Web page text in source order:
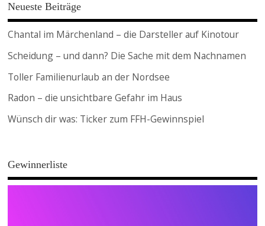
Neueste Beiträge
Chantal im Märchenland – die Darsteller auf Kinotour
Scheidung – und dann? Die Sache mit dem Nachnamen
Toller Familienurlaub an der Nordsee
Radon – die unsichtbare Gefahr im Haus
Wünsch dir was: Ticker zum FFH-Gewinnspiel
Gewinnerliste